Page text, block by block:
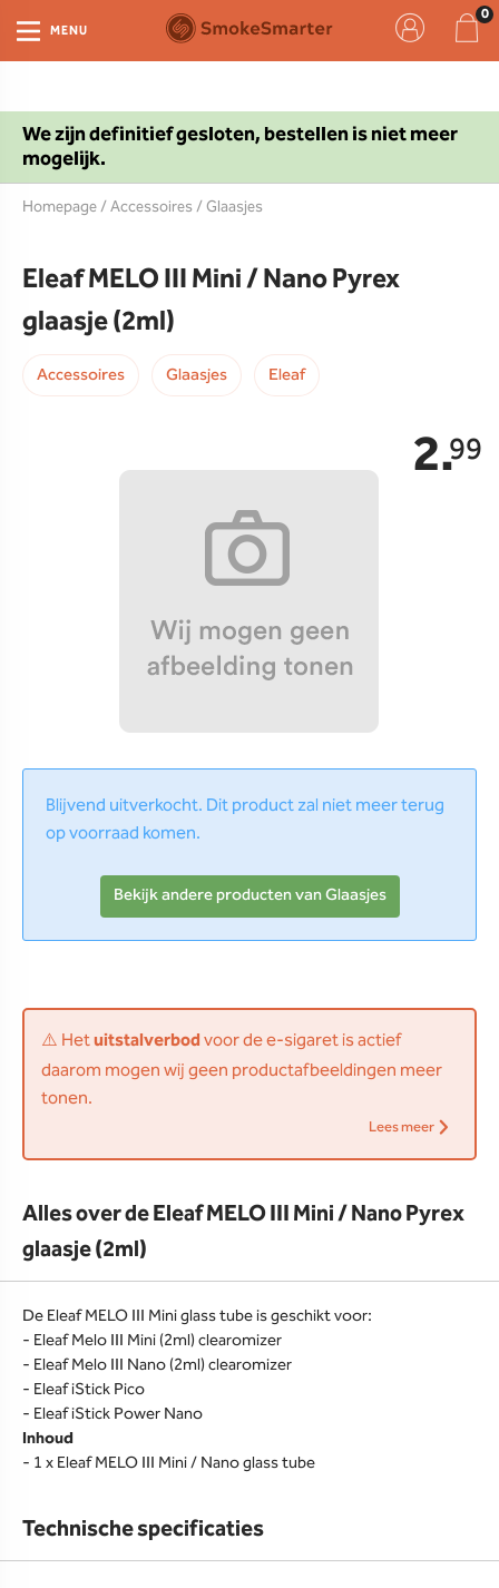
We zijn definitief gesloten, bestellen is niet meer
mogelijk.
MENU
Homepage/Accessoires/Glaasjes
Eleaf MELO III Mini / Nano Pyrex
glaasje (2ml)
Accessoires Glaasjes Eleaf
2.99
Blijvend uitverkocht. Dit product zal niet meer terug
op voorraad komen.
Bekijk andere producten van Glaasjes
⚠️ Hetuitstalverbodvoor de e-sigaret is actief
daarom mogen wij geen productafbeeldingen meer
tonen.
Lees meer
Alles over de Eleaf MELO III Mini / Nano Pyrex
glaasje (2ml)
De Eleaf MELO III Mini glass tube is geschikt voor:
- Eleaf Melo III Mini (2ml) clearomizer
- Eleaf Melo III Nano (2ml) clearomizer
- Eleaf iStick Pico
- Eleaf iStick Power Nano
Inhoud
- 1 x Eleaf MELO III Mini / Nano glass tube
Technische specificaties